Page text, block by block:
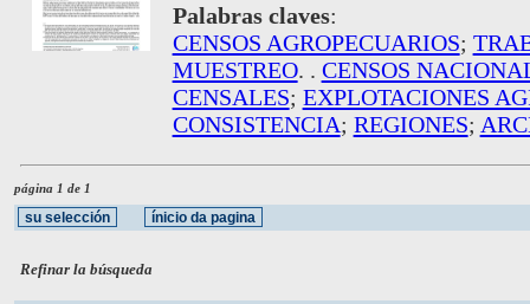
Palabras claves:
CENSOS AGROPECUARIOS;
MUESTREO. . CENSOS
CENSALES; EXPLOTACIONES
CONSISTENCIA; REGIONES;
página 1 de 1
Refinar la búsqueda